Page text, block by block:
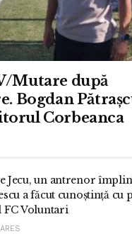
Mutare după
Bogdan
Corbeanca
Jecu, un antrenor
a făcut cunoștință cu
Voluntari